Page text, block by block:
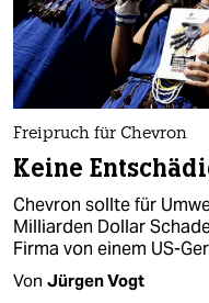
Freipruch für Chevron
Keine
Chevron sollte für
Milliarden Dollar
Firma von einem US-
Von Jürgen Vogt